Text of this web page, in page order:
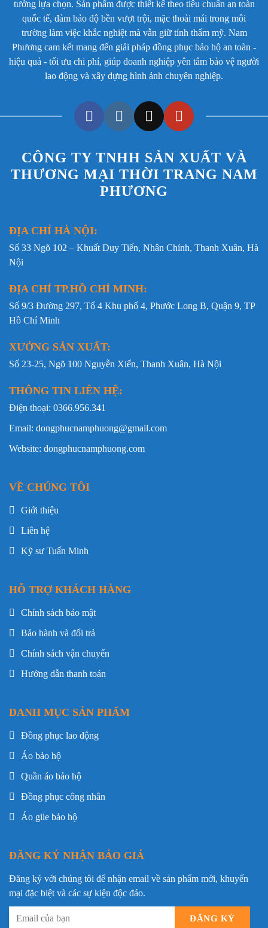
Đường may May trần 2 kim
Đặc tính Dày dặn, chịu mài mòn, bền màu
Bảo quản Giặt máy chế độ nhẹ, lộn trái khi phơi
3. Ứng dụng thực tế
Nhờ kết cấu chắc chắn và màu sắc trầm dễ sử dụng,
lao động đặc thù như:
Công trình xây dựng dân dụng và công nghiệp;
Nhà máy sản xuất, xưởng cơ khí, xưởng gia công
Ngành điện, kỹ thuật công nghiệp, bảo trì hệ thống;
Hầm mỏ, khai thác vật liệu, môi trường nhiều bụi;
Xưởng may Đồng Phục Nam Phương đồng hành cùng
doanh nghiệp từ khâu tư vấn chất liệu, thiết kế đến sản
xuất và in – thêu logo theo yêu cầu, đảm bảo sự đồng
bộ và chuyên nghiệp cho từng đơn hàng. Để được tư
hotline 0969.228.488 – đội ngũ Nam Phương luôn sẵn
sàng hỗ trợ theo nhu cầu thực tế.
tưởng lựa chọn. Sản phẩm được thiết kế theo tiêu chuẩn an toàn
quốc tế, đảm bảo độ bền vượt trội, mặc thoải mái trong môi
trường làm việc khắc nghiệt mà vẫn giữ tính thẩm mỹ. Nam
Phương cam kết mang đến giải pháp đồng phục bảo hộ an toàn -
hiệu quả - tối ưu chi phí, giúp doanh nghiệp yên tâm bảo vệ người
lao động và xây dựng hình ảnh chuyên nghiệp.
CÔNG TY TNHH SẢN XUẤT VÀ
THƯƠNG MẠI THỜI TRANG NAM
PHƯƠNG
ĐỊA CHỈ HÀ NỘI:
Số 33 Ngõ 102 – Khuất Duy Tiến, Nhân Chính, Thanh Xuân, Hà
Nội
ĐỊA CHỈ TP.HỒ CHÍ MINH:
Số 9/3 Đường 297, Tổ 4 Khu phố 4, Phước Long B, Quận 9, TP
Hồ Chí Minh
XƯỞNG SẢN XUẤT:
Số 23-25, Ngõ 100 Nguyễn Xiển, Thanh Xuân, Hà Nội
THÔNG TIN LIÊN HỆ:
Điện thoại: 0366.956.341
Email: dongphucnamphuong@gmail.com
Website: dongphucnamphuong.com
VỀ CHÚNG TÔI
Giới thiệu
Liên hệ
Kỹ sư Tuấn Minh
HỖ TRỢ KHÁCH HÀNG
Chính sách bảo mật
Bảo hành và đổi trả
Chính sách vận chuyển
Hướng dẫn thanh toán
DANH MỤC SẢN PHẨM
Đồng phục lao động
Áo bảo hộ
Quần áo bảo hộ
Đồng phục công nhân
Áo gile bảo hộ
ĐĂNG KÝ NHẬN BÁO GIÁ
Đăng ký với chúng tôi để nhận email về sản phẩm mới, khuyến
mại đặc biệt và các sự kiện độc đáo.